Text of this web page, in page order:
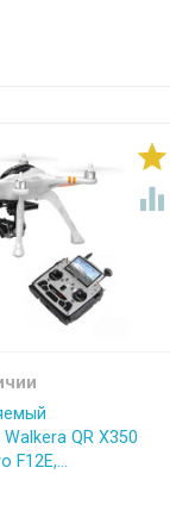


QR X350
F12E,...